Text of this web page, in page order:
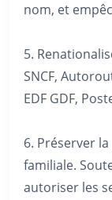
nom, et
5.
SNCF,
EDF GDF,
6. Préserver
familiale.
autoriser les